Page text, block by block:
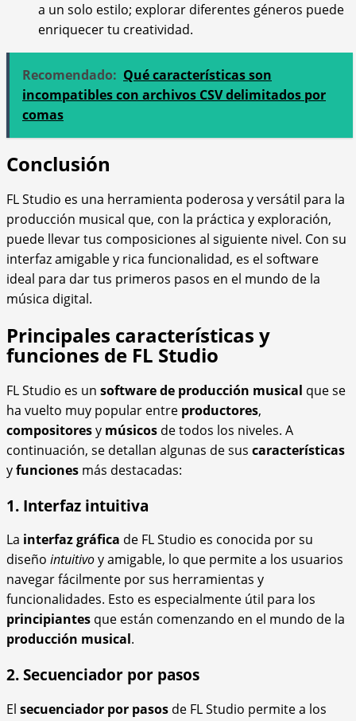
a un solo estilo; explorar diferentes géneros puede
enriquecer tu creatividad.
Recomendado: Qué características son
incompatibles con archivos CSV delimitados por
comas
Conclusión
FL Studio es una herramienta poderosa y versátil para la
producción musical que, con la práctica y exploración,
puede llevar tus composiciones al siguiente nivel. Con su
interfaz amigable y rica funcionalidad, es el software
ideal para dar tus primeros pasos en el mundo de la
música digital.
Principales características y
funciones de FL Studio
FL Studio es un software de producción musical que se
ha vuelto muy popular entre productores,
compositoresy músicos de todos los niveles. A
continuación, se detallan algunas de sus características
yfunciones más destacadas:
1. Interfaz intuitiva
La interfaz gráfica de FL Studio es conocida por su
diseño intuitivoy amigable, lo que permite a los usuarios
navegar fácilmente por sus herramientas y
funcionalidades. Esto es especialmente útil para los
principiantes que están comenzando en el mundo de la
producción musical.
2. Secuenciador por pasos
El secuenciador por pasos de FL Studio permite a los